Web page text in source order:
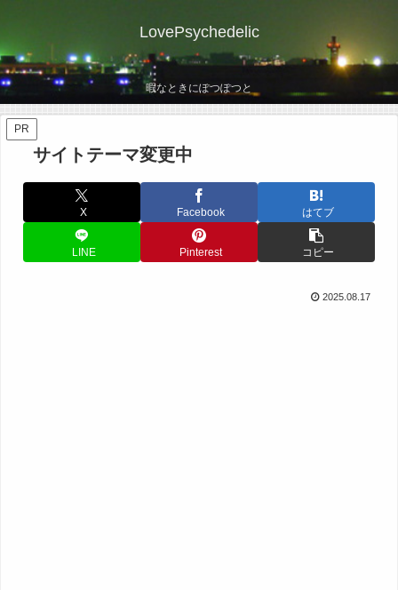
LovePsychedelic
暇なときにぽつぽつと
PR
サイトテーマ変更中
X Facebook はてブ
LINE Pinterest コピー
2025.08.17